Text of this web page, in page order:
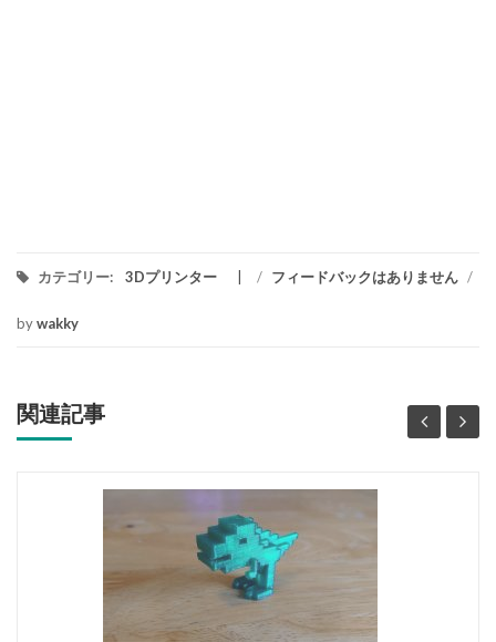
カテゴリー: 3Dプリンター / フィードバックはありません /
bywakky
関連記事